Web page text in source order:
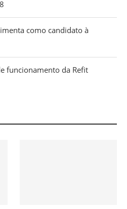
como candidato à
funcionamento da Refit